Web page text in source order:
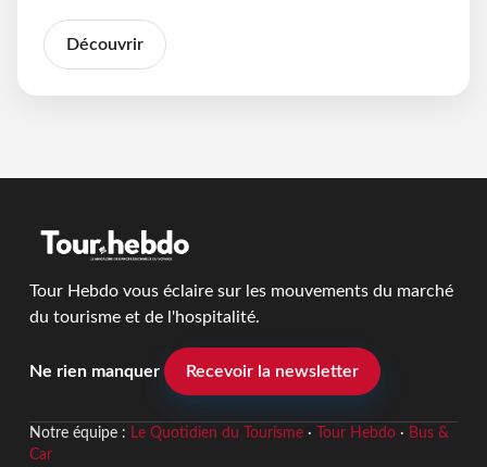
Découvrir
Tour Hebdo vous éclaire sur les mouvements du marché
du tourisme et de l'hospitalité.
Ne rien manquer Recevoir la newsletter
Notre équipe : Le Quotidien du Tourisme· Tour Hebdo· Bus &
Car